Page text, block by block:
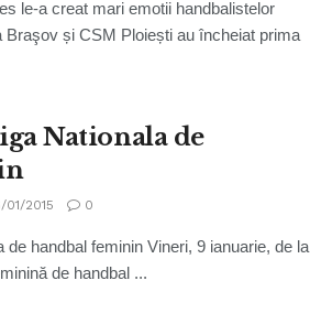
le-a creat mari emotii handbalistelor
Braşov și CSM Ploiești au încheiat prima
Nationala de
2015 0
de handbal feminin Vineri, 9 ianuarie, de la
de handbal ...